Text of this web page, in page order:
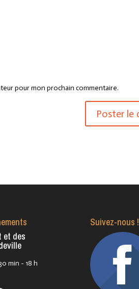
pour mon prochain commentaire.
et des
min - 18 h
Suivez-nous !